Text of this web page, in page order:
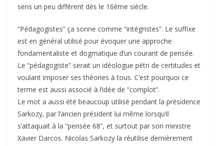
sens un peu différent dès le 16ème siècle.
“Pédagogistes” ça sonne comme “intégristes”. Le suffixe
est en général utilisé pour évoquer une approche
fondamentaliste et dogmatique d’un courant de pensée.
Le “pédagogiste” serait un idéologue pétri de certitudes et
voulant imposer ses théories à tous. C’est pourquoi ce
terme est aussi associé à l’idée de “complot”.
Le mot a aussi été beaucoup utilisé pendant la présidence
Sarkozy, par l’ancien président lui même lorsqu’il
s’attaquait à la “pensée 68”, et surtout par son ministre
Xavier Darcos. Nicolas Sarkozy la réutilise dernièrement